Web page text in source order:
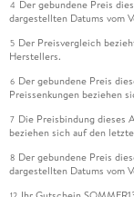
4 Der gebundene Preis
dargestellten Datums vom
5 Der Preisvergleich
Herstellers.
6 Der gebundene Preis
Preissenkungen beziehen
7 Die Preisbindung dieses
beziehen sich auf den
8 Der gebundene Preis
dargestellten Datums vom